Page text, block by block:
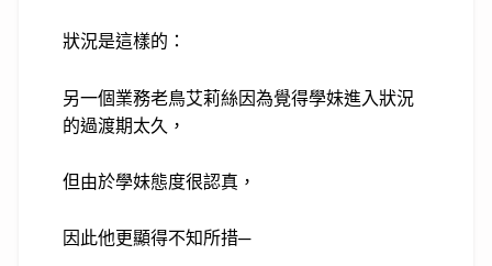
狀況是這樣的：
另一個業務老鳥艾莉絲因為覺得學妹進入狀況
的過渡期太久，
但由於學妹態度很認真，
因此他更顯得不知所措─